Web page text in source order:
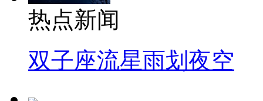
热点新闻
双子座流星雨划夜空